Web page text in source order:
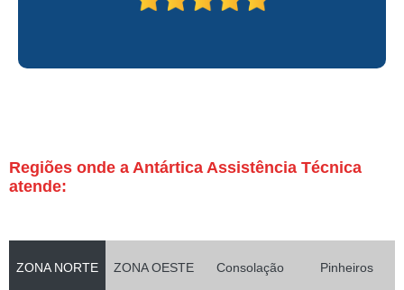
Regiões onde a Antártica Assistência Técnica
atende:
ZONA NORTE ZONA OESTE Consolação Pinheiros